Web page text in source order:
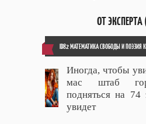
ОТ
ID82 МАТЕМАТИКА СВОБОДЫ И ПОЭЗИЯ
Иногда, чтобы
мас штаб
подняться на
увидет